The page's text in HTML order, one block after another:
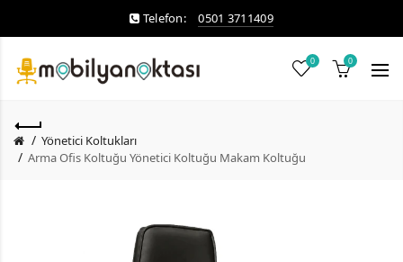
Telefon: 0501 3711409
0 0
Yönetici Koltukları
Arma Ofis Koltuğu Yönetici Koltuğu Makam Koltuğu